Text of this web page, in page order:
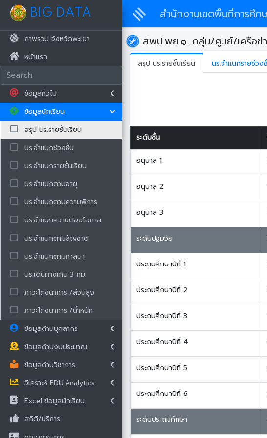
สำนักงานเขตพื้นที่การศึก
BIG DATA
ภาพรวม จังหวัดพะเยา
หน้าแรก
ข้อมูลทั่วไป
ข้อมูลนักเรียน
สรุป นร.รายชั้นเรียน
นร.จำแนกช่วงชั้น
นร.จำแนกรายชั้นเรียน
นร.จำแนกตามอายุ
นร.จำแนกตามความพิการ
นร.จำแนกความด้อยโอกาส
นร.จำแนกตามสัญชาติ
นร.จำแนกตามศาสนา
นร.เดินทางเกิน 3 กม.
ภาวะโภชนาการ /ส่วนสูง
ภาวะโภชนาการ /น้ำหนัก
ข้อมูลด้านบุคลากร
ข้อมูลด้านงบประมาณ
ข้อมูลด้านวิชาการ
วิเคราะห์ EDU.Analytics
Excel ข้อมูลนักเรียน
สถิติ/บริการ
สพป.พย.๑. กลุ่ม/ศูนย์/เครือข่
สรุป นร.รายชั้นเรียน นร.จำแนกรายช่วง
ระดับชั้น
อนุบาล 1
อนุบาล 2
อนุบาล 3
ระดับปฐมวัย
ประถมศึกษาปีที่ 1
ประถมศึกษาปีที่ 2
ประถมศึกษาปีที่ 3
ประถมศึกษาปีที่ 4
ประถมศึกษาปีที่ 5
ประถมศึกษาปีที่ 6
ระดับประถมศึกษา